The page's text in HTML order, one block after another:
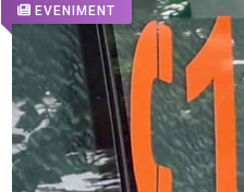
EVENIMENT